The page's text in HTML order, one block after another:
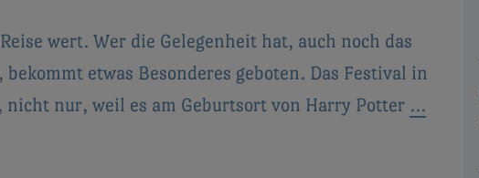
wert. Wer die Gelegenheit hat, auch noch das
etwas Besonderes geboten. Das Festival in
nicht nur, weil es am Geburtsort von Harry Potter …